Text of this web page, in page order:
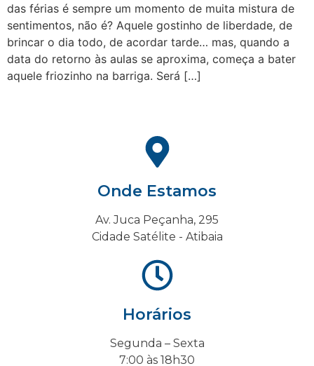
das férias é sempre um momento de muita mistura de
sentimentos, não é? Aquele gostinho de liberdade, de
brincar o dia todo, de acordar tarde… mas, quando a
data do retorno às aulas se aproxima, começa a bater
aquele friozinho na barriga. Será […]
Onde Estamos
Av. Juca Peçanha, 295
Cidade Satélite - Atibaia
Horários
Segunda – Sexta
7:00 às 18h30